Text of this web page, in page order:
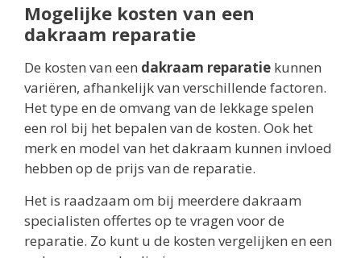
Mogelijke kosten van een
dakraam reparatie
De kosten van een dakraam reparatie kunnen
variëren, afhankelijk van verschillende factoren.
Het type en de omvang van de lekkage spelen
een rol bij het bepalen van de kosten. Ook het
merk en model van het dakraam kunnen invloed
hebben op de prijs van de reparatie.
Het is raadzaam om bij meerdere dakraam
specialisten offertes op te vragen voor de
reparatie. Zo kunt u de kosten vergelijken en een